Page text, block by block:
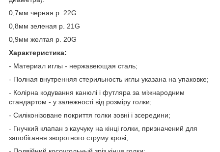
0,7мм черная р. 22G
0,8мм зеленая р. 21G
0,9мм желтая р. 20G
Характеристика:
- Материал иглы - нержавеющая сталь;
- Полная внутренняя стерильность иглы указана на упаковке;
- Колірна кодування канюлі і футляра за міжнародним
стандартом - у залежності від розміру голки;
- Силіконізоване покриття голки зовні і зсередини;
- Гнучкий клапан з каучуку на кінці голки, призначений для
запобігання зворотного струму крові;